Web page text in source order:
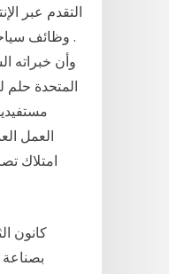
التقدم عبر
. وظائف
وأن خبراته
المتحدة حلم
العمل
امتلاك